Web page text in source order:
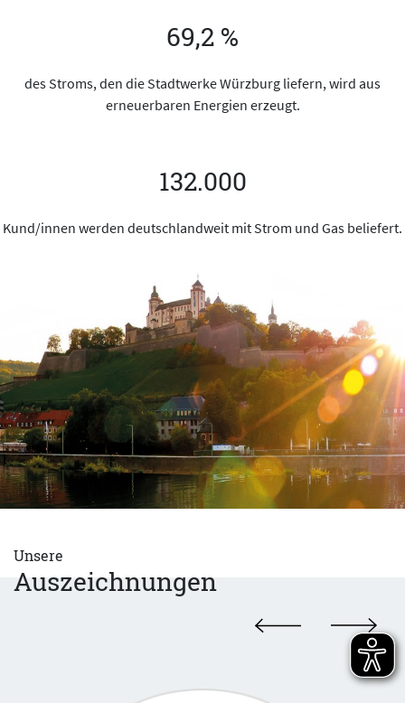
69,2 %
des Stroms, den die Stadtwerke Würzburg liefern, wird aus
erneuerbaren Energien erzeugt.
132.000
Kund/innen werden deutschlandweit mit Strom und Gas beliefert.
Unsere
Auszeichnungen